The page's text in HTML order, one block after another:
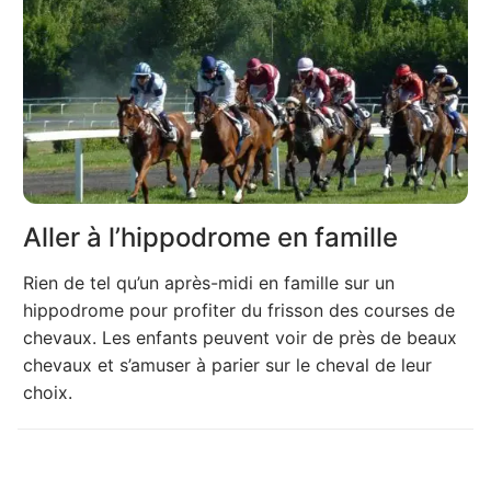
Aller à l’hippodrome en famille
Rien de tel qu’un après-midi en famille sur un
hippodrome pour profiter du frisson des courses de
chevaux. Les enfants peuvent voir de près de beaux
chevaux et s’amuser à parier sur le cheval de leur
choix.